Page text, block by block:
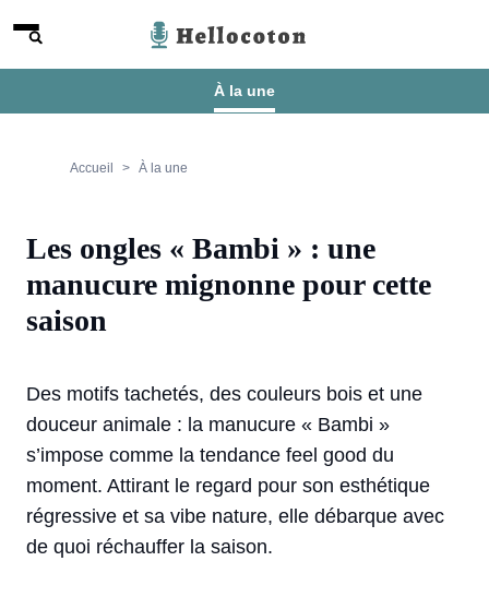
Menu
À la une
Accueil À la une
Les ongles « Bambi » : une
manucure mignonne pour cette
saison
Des motifs tachetés, des couleurs bois et une
douceur animale : la manucure « Bambi »
s’impose comme la tendance feel good du
moment. Attirant le regard pour son esthétique
régressive et sa vibe nature, elle débarque avec
de quoi réchauffer la saison.